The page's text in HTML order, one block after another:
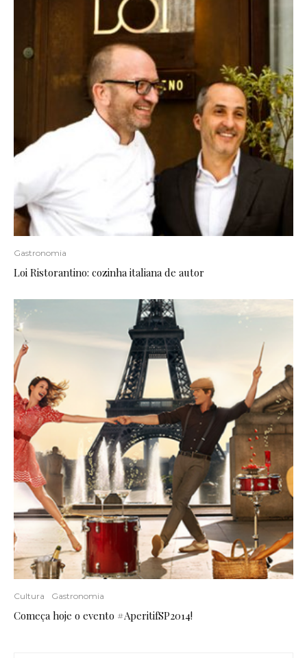
Gastronomia
Loi Ristorantino: cozinha italiana de autor
Cultura Gastronomia
Começa hoje o evento #AperitifSP2014!